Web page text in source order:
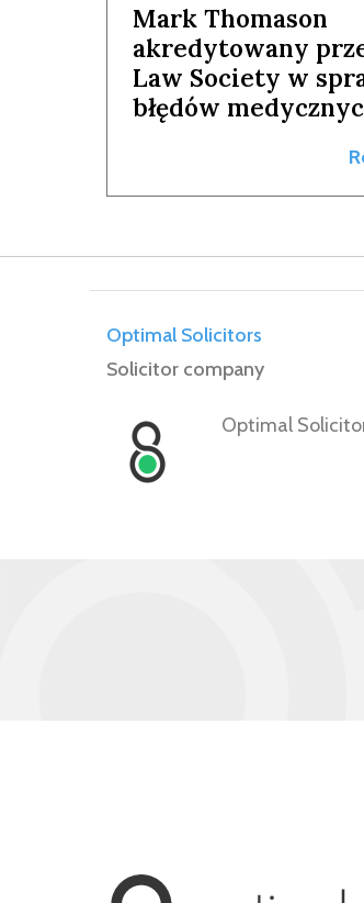
Mark Thomason
akredytowany
Law Society w
błędów
Optimal Solicitors
Solicitor company
Optimal